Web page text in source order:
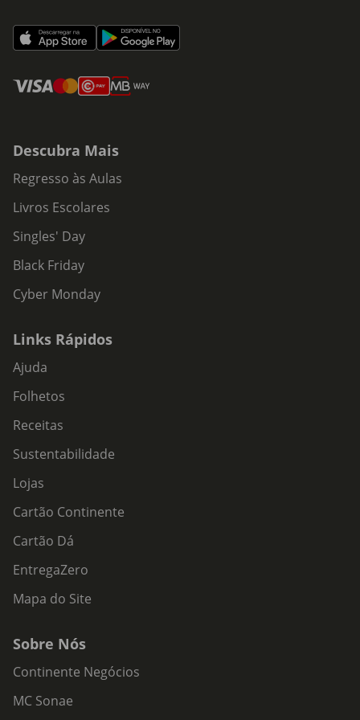
Descubra Mais
Regresso às Aulas
Livros Escolares
Singles' Day
Black Friday
Cyber Monday
Links Rápidos
Ajuda
Folhetos
Receitas
Sustentabilidade
Lojas
Cartão Continente
Cartão Dá
EntregaZero
Mapa do Site
Sobre Nós
Continente Negócios
MC Sonae